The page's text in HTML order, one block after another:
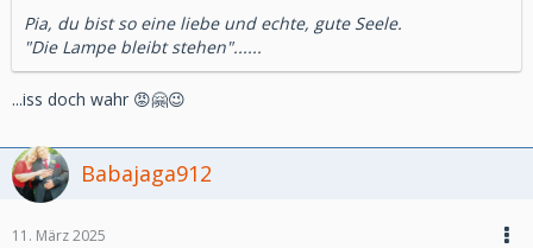
Pia, du bist so eine liebe und echte, gute Seele.
"Die Lampe bleibt stehen"......
...iss doch wahr 😡🤗😉
Babajaga912
11. März 2025